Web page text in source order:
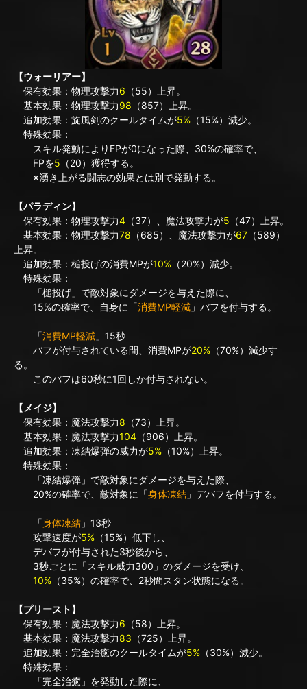
【ウォーリアー】
保有効果：物理攻撃力6 （55）上昇。
基本効果：物理攻撃力98 （857）上昇。
追加効果：旋風剣のクールタイムが5% （15%）減少。
特殊効果：
スキル発動によりFPが0になった際、30%の確率で、
FPを5 （20）獲得する。
※湧き上がる闘志の効果とは別で発動する。
【パラディン】
保有効果：物理攻撃力4 （37）、魔法攻撃力が5 （47）上昇。
基本効果：物理攻撃力78 （685）、魔法攻撃力が67 （589）
上昇。
追加効果：槌投げの消費MPが10% （20%）減少。
特殊効果：
「槌投げ」で敵対象にダメージを与えた際に、
15%の確率で、自身に「消費MP軽減 」バフを付与する。
「消費MP軽減 」15秒
バフが付与されている間、消費MPが20% （70%）減少す
る。
このバフは60秒に1回しか付与されない。
【メイジ】
保有効果：魔法攻撃力8 （73）上昇。
基本効果：魔法攻撃力104 （906）上昇。
追加効果：凍結爆弾の威力が5% （10%）上昇。
特殊効果：
「凍結爆弾」で敵対象にダメージを与えた際、
20%の確率で、敵対象に「身体凍結 」デバフを付与する。
「身体凍結 」13秒
攻撃速度が5% （15%）低下し、
デバフが付与された3秒後から、
3秒ごとに「スキル威力300」のダメージを受け、
10% （35%）の確率で、2秒間スタン状態になる。
【プリースト】
保有効果：魔法攻撃力6 （58）上昇。
基本効果：魔法攻撃力83 （725）上昇。
追加効果：完全治癒のクールタイムが5% （30%）減少。
特殊効果：
「完全治癒」を発動した際に、